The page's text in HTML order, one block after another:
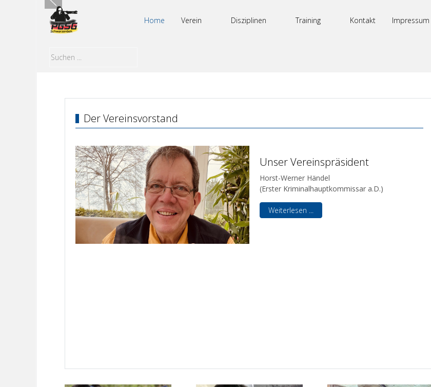
Home Verein Disziplinen Training Kontakt Impressum
Der Vereinsvorstand
Unser Vereinspräsident
Horst-Werner Händel
(Erster Kriminalhauptkommissar a.D.)
Weiterlesen ...